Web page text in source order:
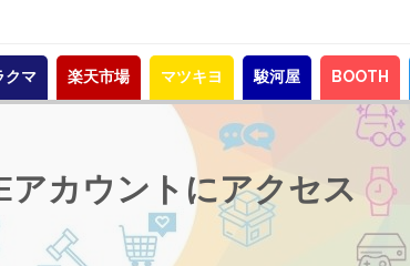
クマ 楽天市場 マツキヨ 駿河屋 BOOTH
アカウントにアクセス